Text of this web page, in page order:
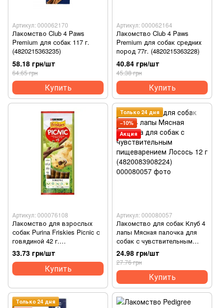
Артикул: 000062170
Лакомство Club 4 Paws
Premium для собак 117 г.
(4820215363235)
58.18 грн/шт
64.65 грн
Купить
Артикул: 000062164
Лакомство Club 4 Paws
Premium для собак средних
пород 77г. (4820215363228)
40.84 грн/шт
45.38 грн
Купить
Артикул: 000076108
Лакомство для взрослых
собак Purina Friskies Picnic с
говядиной 42 г.
(7613034749284)
33.73 грн/шт
Купить
Только 24 дня
−10%
Акция
Артикул: 000080057
Лакомство для собак Клуб 4
лапы Мясная палочка для
собак с чувствительным
пищеварением Лосось 12 г
(4820083908224)
24.98 грн/шт
27.76 грн
Купить
Только 24 дня